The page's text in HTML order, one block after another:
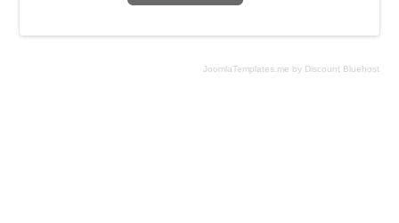
JoomlaTemplates.me by Discount Bluehost